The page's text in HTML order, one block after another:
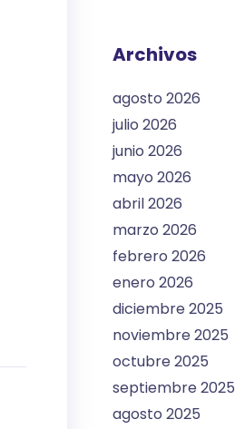
Archivos
agosto 2026
julio 2026
junio 2026
mayo 2026
abril 2026
marzo 2026
febrero 2026
enero 2026
diciembre 2025
noviembre 2025
octubre 2025
septiembre 2025
agosto 2025